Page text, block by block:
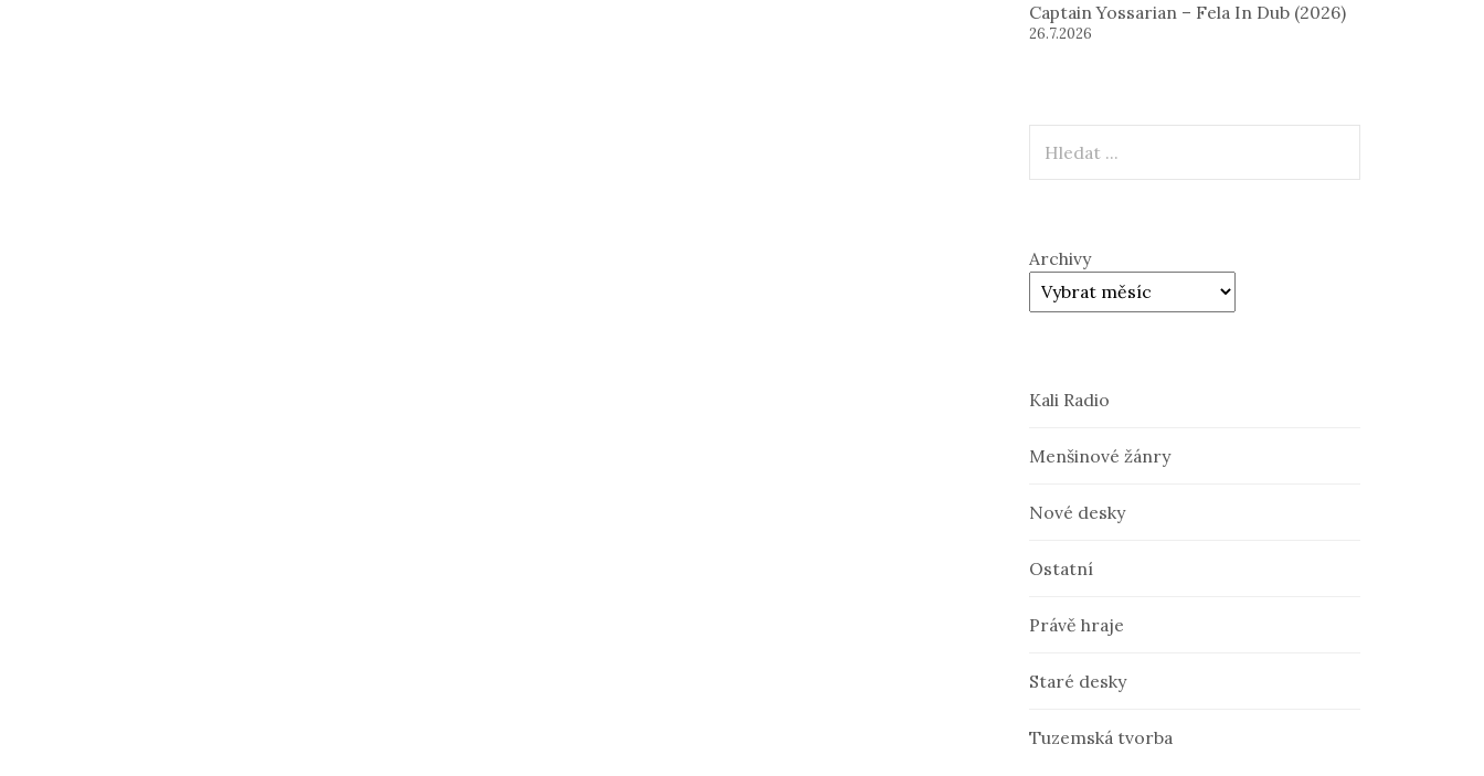
Captain Yossarian – Fela In Dub (2026)
26.7.2026
Archivy
Kali Radio
Menšinové žánry
Nové desky
Ostatní
Právě hraje
Staré desky
Tuzemská tvorba